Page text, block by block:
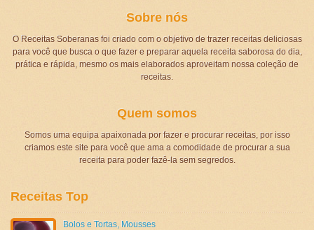
Sobre nós
O Receitas Soberanas foi criado com o objetivo de trazer receitas deliciosas
para você que busca o que fazer e preparar aquela receita saborosa do dia,
prática e rápida, mesmo os mais elaborados aproveitam nossa coleção de
receitas.
Quem somos
Somos uma equipa apaixonada por fazer e procurar receitas, por isso
criamos este site para você que ama a comodidade de procurar a sua
receita para poder fazê-la sem segredos.
Receitas Top
Bolos e Tortas, Mousses